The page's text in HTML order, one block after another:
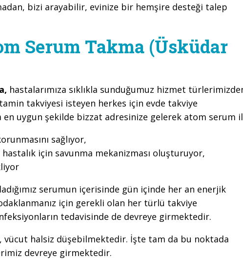
bizi arayabilir, evinize bir hemşire desteği talep
Serum Takma (Üsküdar
hastalarımıza sıklıkla sunduğumuz hizmet
takviyesi isteyen herkes için evde takviye
en uygun şekilde bizzat adresinize gelerek atom serum
sağlıyor,
için savunma mekanizması oluşturuyor,
serumun içerisinde gün içinde her an enerjik
için gerekli olan her türlü takviye
tedavisinde de devreye girmektedir.
vücut halsiz düşebilmektedir. İşte tam da bu noktada
devreye girmektedir.